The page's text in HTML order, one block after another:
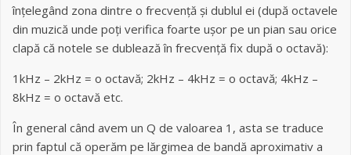
înțelegând zona dintre o frecvență și dublul ei (după octavele
din muzică unde poți verifica foarte ușor pe un pian sau orice
clapă că notele se dublează în frecvență fix după o octavă):
1kHz – 2kHz = o octavă; 2kHz – 4kHz = o octavă; 4kHz –
8kHz = o octavă etc.
În general când avem un Q de valoarea 1, asta se traduce
prin faptul că operăm pe lărgimea de bandă aproximativ a